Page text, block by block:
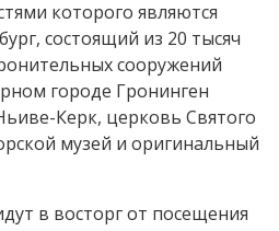
которого являются
состоящий из 20 тысяч
сооружений
городе Гронинген
Керк, церковь Святого
музей и оригинальный
в восторг от посещения